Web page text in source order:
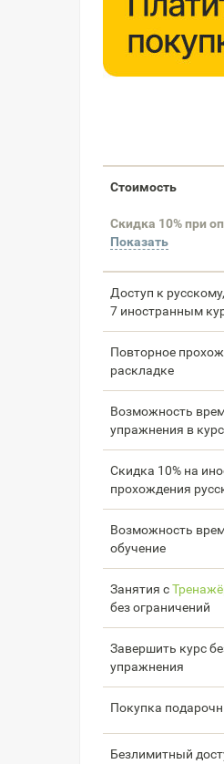
Стоимость
Скидка 10% при
Показать
Доступ к
7 иностранным
Повторное
раскладке
Возможность
упражнения в
Скидка 10% на
прохождения
Возможность
обучение
Занятия с
без ограничений
Завершить курс
упражнения
Покупка
Безлимитный